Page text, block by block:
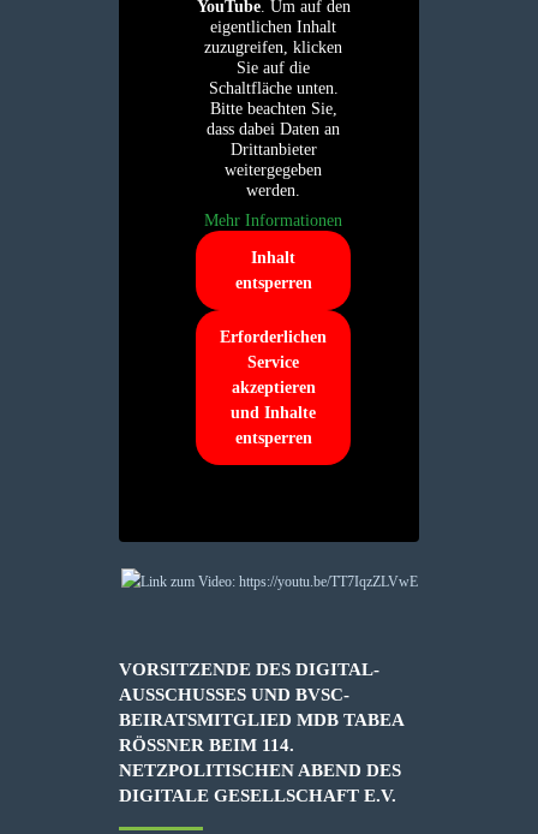
YouTube. Um auf den
eigentlichen Inhalt
zuzugreifen, klicken
Sie auf die
Schaltfläche unten.
Bitte beachten Sie,
dass dabei Daten an
Drittanbieter
weitergegeben
werden.
Mehr Informationen
Inhalt
entsperren
Erforderlichen
Service
akzeptieren
und Inhalte
entsperren
VORSITZENDE DES DIGITAL-
AUSSCHUSSES UND BVSC-
BEIRATSMITGLIED MDB TABEA
RÖSSNER BEIM 114. N
ETZPOLITISCHEN ABEND DES D
IGITALE GESELLSCHAFT E.V.